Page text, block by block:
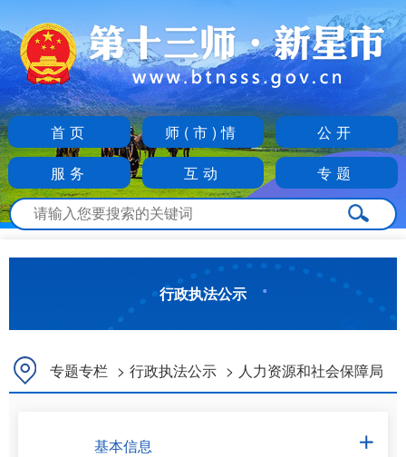
首页 师(市)情
公开
服务
互动 专题
行政执法公示
专题专栏 > 行政执法公示 > 人力资源和社会保障局
基本信息 